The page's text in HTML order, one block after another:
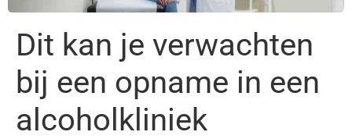
Dit kan je verwachten
bij een opname in een
alcoholkliniek